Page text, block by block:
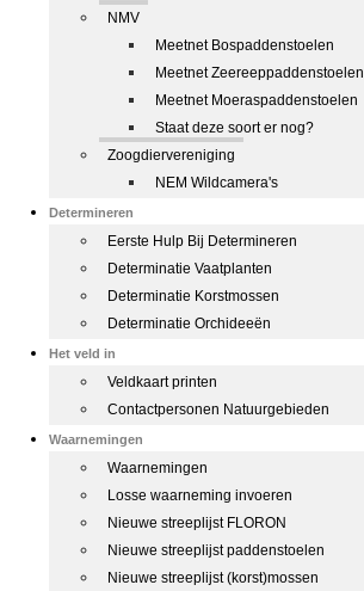
NMV
Meetnet Bospaddenstoelen
Meetnet Zeereeppaddenstoelen
Meetnet Moeraspaddenstoelen
Staat deze soort er nog?
Zoogdiervereniging
NEM Wildcamera's
Determineren
Eerste Hulp Bij Determineren
Determinatie Vaatplanten
Determinatie Korstmossen
Determinatie Orchideeën
Het veld in
Veldkaart printen
Contactpersonen Natuurgebieden
Waarnemingen
Waarnemingen
Losse waarneming invoeren
Nieuwe streeplijst FLORON
Nieuwe streeplijst paddenstoelen
Nieuwe streeplijst (korst)mossen